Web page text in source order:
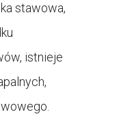
stawowa,
istnieje